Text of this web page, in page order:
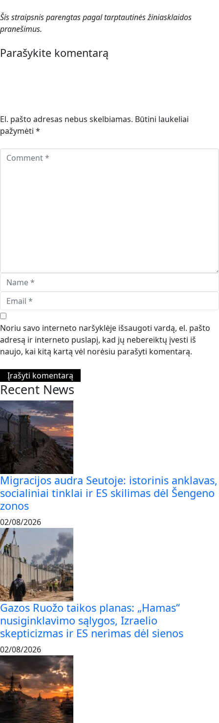
Šis straipsnis parengtas pagal tarptautinės žiniasklaidos
pranešimus.
Parašykite komentarą
El. pašto adresas nebus skelbiamas. Būtini laukeliai
pažymėti *
Noriu savo interneto naršyklėje išsaugoti vardą, el. pašto
adresą ir interneto puslapį, kad jų nebereiktų įvesti iš
naujo, kai kitą kartą vėl norėsiu parašyti komentarą.
Recent News
Migracijos audra Seutoje: istorinis anklavas,
socialiniai tinklai ir ES skilimas dėl Šengeno
zonos
02/08/2026
Gazos Ruožo taikos planas: „Hamas“
nusiginklavimo sąlygos, Izraelio
skepticizmas ir ES nerimas dėl sienos
02/08/2026